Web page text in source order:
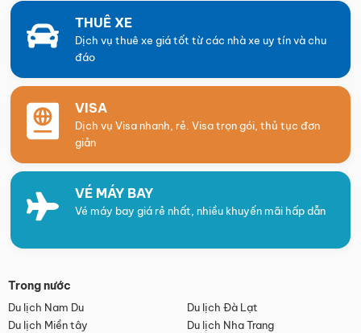
THUÊ XE
Dịch vụ thuê xe giá tốt từ các nhà xe uy tín và chu
đáo
VISA
Dịch vụ Visa nhanh, rẻ. Visa trọn gói, thủ tục đơn
giản
VÉ MÁY BAY
Vé máy bay giá rẻ nhất, nhiều khuyến mãi hấp dẫn
Trong nước
Du lịch Nam Du
Du lịch Đà Lạt
Du lịch Miền tây
Du lịch Nha Trang